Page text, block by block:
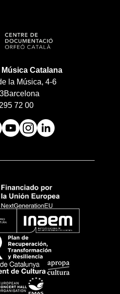
Música Catalana
la Música, 4-6
Barcelona
72 00